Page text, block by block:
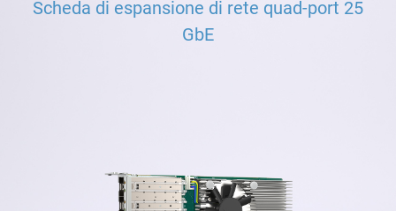
Scheda di espansione di rete quad-port 25
GbE